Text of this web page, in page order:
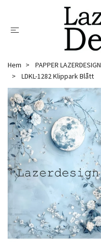
Hem PAPPER LAZERDESIGN
LDKL-1282 Klippark Blått